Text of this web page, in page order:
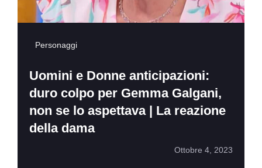
Personaggi
Uomini e Donne anticipazioni:
duro colpo per Gemma Galgani,
non se lo aspettava | La reazione
della dama
Ottobre 4, 2023